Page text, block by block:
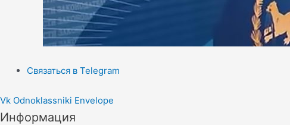
Связаться в Telegram
Vk Odnoklassniki Envelope
Информация